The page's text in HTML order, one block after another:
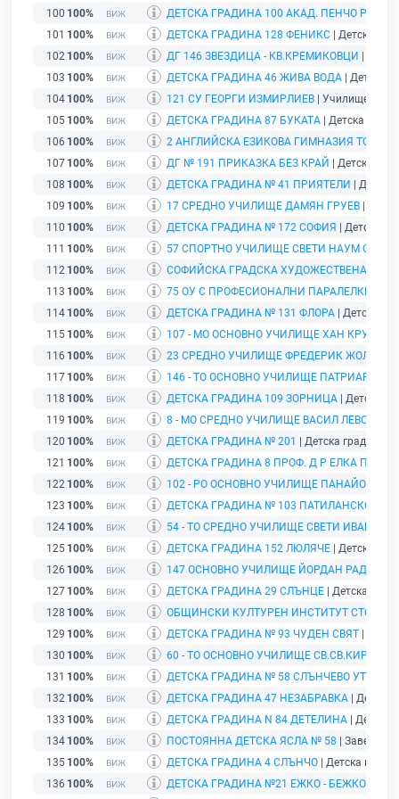
100 100%
ДЕТСКА ГРАДИНА 100 АКАД. ПЕНЧО
101 100% ДЕТСКА ГРАДИНА 128 ФЕНИКС | Детска
102 100% ДГ 146 ЗВЕЗДИЦА - КВ.КРЕМИКОВЦИ
103 100% ДЕТСКА ГРАДИНА 46 ЖИВА ВОДА | Детска
104 100% 121 СУ ГЕОРГИ ИЗМИРЛИЕВ | Училище | гр.
105 100% ДЕТСКА ГРАДИНА 87 БУКАТА | Детска
106 100%
2 АНГЛИЙСКА ЕЗИКОВА ГИМНАЗИЯ
107 100% ДГ № 191 ПРИКАЗКА БЕЗ КРАЙ
| Детска
108 100% ДЕТСКА ГРАДИНА № 41 ПРИЯТЕЛИ
|
109 100% 17 СРЕДНО УЧИЛИЩЕ ДАМЯН ГРУЕВ
110 100% ДЕТСКА ГРАДИНА № 172 СОФИЯ
| Детска
111 100%
57 СПОРТНО УЧИЛИЩЕ СВЕТИ НАУМ
112 100%
СОФИЙСКА ГРАДСКА ХУДОЖЕСТВЕНА
113 100%
75 ОУ С ПРОФЕСИОНАЛНИ ПАРАЛЕЛКИ
114 100% ДЕТСКА ГРАДИНА № 131 ФЛОРА | Детска
115 100% 107 - МО ОСНОВНО УЧИЛИЩЕ ХАН КРУМ
116 100%
23 СРЕДНО УЧИЛИЩЕ ФРЕДЕРИК ЖОЛИО
117 100%
146 - ТО ОСНОВНО УЧИЛИЩЕ ПАТРИАРХ
118 100% ДЕТСКА ГРАДИНА 109 ЗОРНИЦА | Детска
119 100% 8 - МО СРЕДНО УЧИЛИЩЕ ВАСИЛ ЛЕВСКИ
120 100% ДЕТСКА ГРАДИНА № 201
| Детска градина |
121 100%
ДЕТСКА ГРАДИНА 8 ПРОФ. Д Р ЕЛКА
122 100%
102 - РО ОСНОВНО УЧИЛИЩЕ ПАНАЙОТ
123 100%
ДЕТСКА ГРАДИНА № 103 ПАТИЛАНСКО
124 100%
54 - ТО СРЕДНО УЧИЛИЩЕ СВЕТИ ИВАН
125 100% ДЕТСКА ГРАДИНА 152 ЛЮЛЯЧЕ | Детска
126 100%
147 ОСНОВНО УЧИЛИЩЕ ЙОРДАН
127 100% ДЕТСКА ГРАДИНА 29 СЛЪНЦЕ | Детска
128 100%
ОБЩИНСКИ КУЛТУРЕН ИНСТИТУТ
129 100% ДЕТСКА ГРАДИНА № 93 ЧУДЕН СВЯТ
130 100%
60 - ТО ОСНОВНО УЧИЛИЩЕ СВ.СВ.КИРИЛ И
131 100% ДЕТСКА ГРАДИНА № 58 СЛЪНЧЕВО УТРО
132 100% ДЕТСКА ГРАДИНА 47 НЕЗАБРАВКА | Детска
133 100% ДЕТСКА ГРАДИНА N 84 ДЕТЕЛИНА | Детска
134 100% ПОСТОЯННА ДЕТСКА ЯСЛА № 58 |
135 100% ДЕТСКА ГРАДИНА 4 СЛЪНЧО | Детска
136 100% ДЕТСКА ГРАДИНА №21 ЕЖКО - БЕЖКО